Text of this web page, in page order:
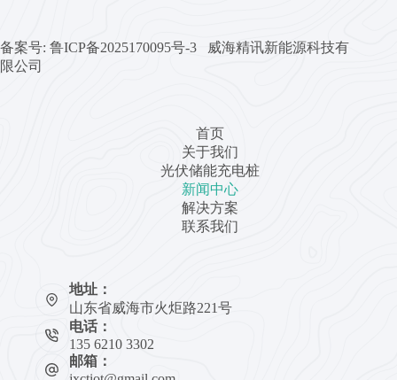
备案号: 鲁ICP备2025170095号-3 威海精讯新能源科技有
限公司
首页
关于我们
光伏储能充电桩
新闻中心
解决方案
联系我们
地址：
山东省威海市火炬路221号
电话：
135 6210 3302
邮箱：